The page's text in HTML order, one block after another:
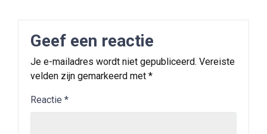
Geef een reactie
Je e-mailadres wordt niet gepubliceerd. Vereiste
velden zijn gemarkeerd met *
Reactie *